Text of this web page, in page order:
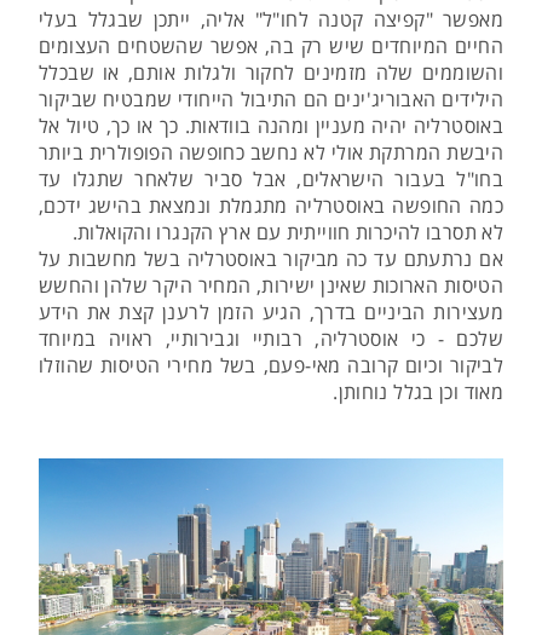
מאפשר "קפיצה קטנה לחו"ל" אליה, ייתכן שבגלל בעלי
החיים המיוחדים שיש רק בה, אפשר שהשטחים העצומים
והשוממים שלה מזמינים לחקור ולגלות אותם, או שבכלל
הילידים האבוריג'ינים הם התיבול הייחודי שמבטיח שביקור
באוסטרליה יהיה מעניין ומהנה בוודאות. כך או כך, טיול אל
היבשת המרתקת אולי לא נחשב כחופשה הפופולרית ביותר
בחו"ל בעבור הישראלים, אבל סביר שלאחר שתגלו עד
כמה החופשה באוסטרליה מתגמלת ונמצאת בהישג ידכם,
לא תסרבו להיכרות חווייתית עם ארץ הקנגרו והקואלות.
אם נרתעתם עד כה מביקור באוסטרליה בשל מחשבות על
הטיסות הארוכות שאינן ישירות, המחיר היקר שלהן והחשש
מעצירות הביניים בדרך, הגיע הזמן לרענן קצת את הידע
שלכם - כי אוסטרליה, רבותיי וגבירותיי, ראויה במיוחד
לביקור וכיום קרובה מאי-פעם, בשל מחירי הטיסות שהוזלו
מאוד וכן בגלל נוחותן.